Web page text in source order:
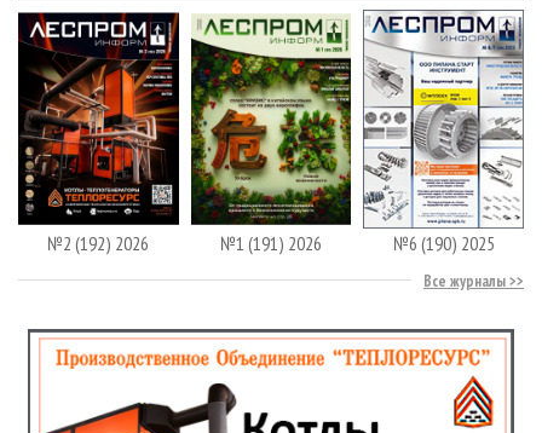
№2 (192) 2026 №1 (191) 2026 №6 (190) 2025
Все журналы